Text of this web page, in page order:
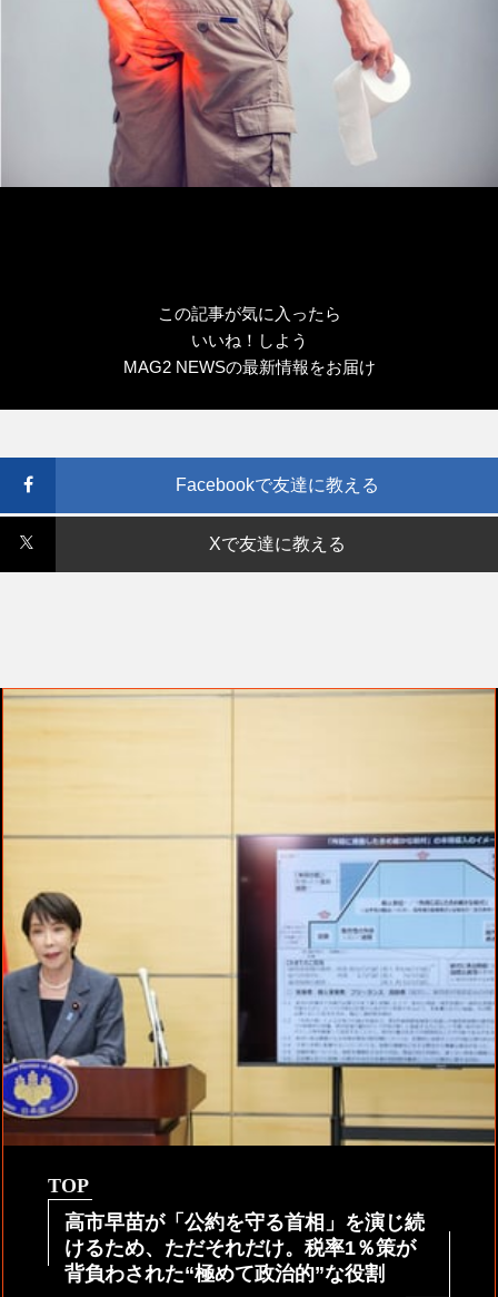
この記事が気に入ったら
いいね！しよう
MAG2 NEWSの最新情報をお届け
Facebookで友達に教える
Xで友達に教える
TOP
高市早苗が「公約を守る首相」を演じ続
けるため、ただそれだけ。税率1％策が
背負わされた“極めて政治的”な役割